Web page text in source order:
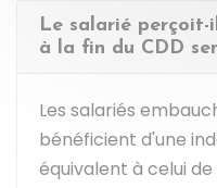
Le salarié
à la fin du CDD
Les salariés
bénéficient d'une
équivalent à celui de